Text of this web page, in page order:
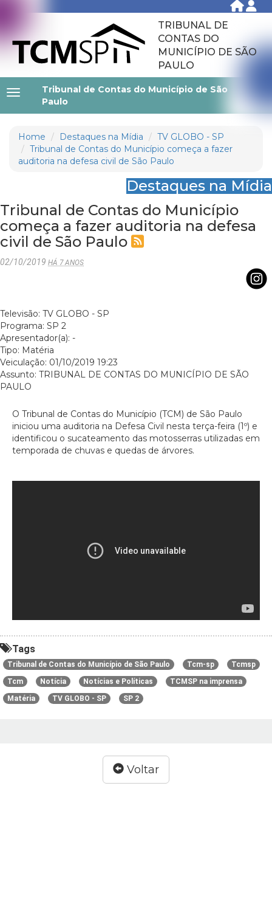
TRIBUNAL DE
CONTAS DO
MUNICÍPIO DE SÃO
PAULO
Tribunal de Contas do Município de São
Paulo
Home Destaques na Mídia
TV GLOBO - SP
Tribunal de Contas do Município começa a fazer
auditoria na defesa civil de São Paulo
Destaques na Mídia
Tribunal de Contas do Município
começa a fazer auditoria na defesa
civil de São Paulo
02/10/2019 HÁ 7 ANOS
Televisão: TV GLOBO - SP
Programa: SP 2
Apresentador(a): -
Tipo: Matéria
Veiculação: 01/10/2019 19:23
Assunto: TRIBUNAL DE CONTAS DO MUNICÍPIO DE SÃO
PAULO
O Tribunal de Contas do Município (TCM) de São Paulo
iniciou uma auditoria na Defesa Civil nesta terça-feira (1º) e
identificou o sucateamento das motosserras utilizadas em
temporada de chuvas e quedas de árvores.
Tags
Tribunal de Contas do Município de São Paulo Tcm-sp
Tcmsp
Tcm
Notícia Notícias e Políticas
TCMSP na imprensa
Matéria
TV GLOBO - SP SP 2
Voltar